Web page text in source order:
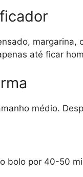
margarina,
até ficar
médio.
bolo por 40-50